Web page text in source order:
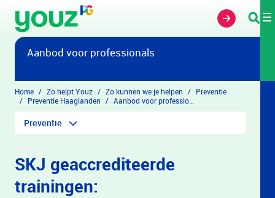
Overslaan en naar hoofdinhoud gaan
Aanbod voor professionals
Home Zo helpt Youz Zo kunnen we je helpen
Preventie
Preventie Haaglanden
Preventie
SKJ geaccrediteerde
trainingen: